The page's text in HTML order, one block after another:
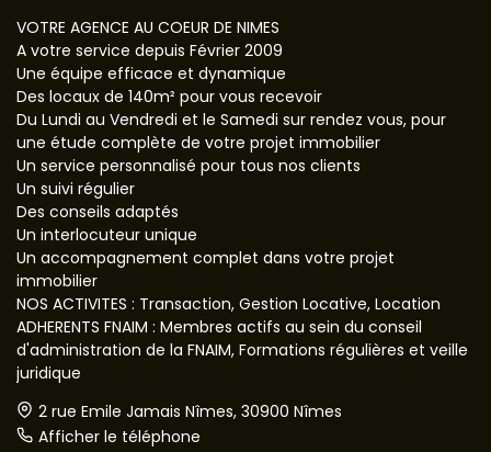
VOTRE AGENCE AU COEUR DE NIMES
A votre service depuis Février 2009
Une équipe efficace et dynamique
Des locaux de 140m² pour vous recevoir
Du Lundi au Vendredi et le Samedi sur rendez vous, pour
une étude complète de votre projet immobilier
Un service personnalisé pour tous nos clients
Un suivi régulier
Des conseils adaptés
Un interlocuteur unique
Un accompagnement complet dans votre projet
immobilier
NOS ACTIVITES : Transaction, Gestion Locative, Location
ADHERENTS FNAIM : Membres actifs au sein du conseil
d'administration de la FNAIM, Formations régulières et veille
juridique
2 rue Emile Jamais Nîmes, 30900 Nîmes
Afficher le téléphone